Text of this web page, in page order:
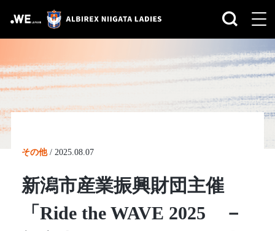
その他 / 2025.08.07
新潟市産業振興財団主催
「Ride the WAVE 2025 －